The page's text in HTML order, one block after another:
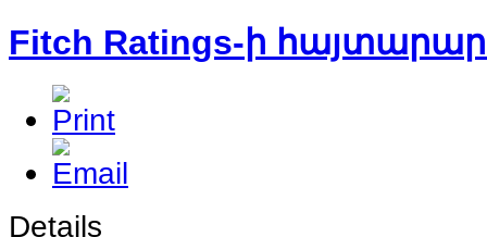
Fitch Ratings-ի
Details